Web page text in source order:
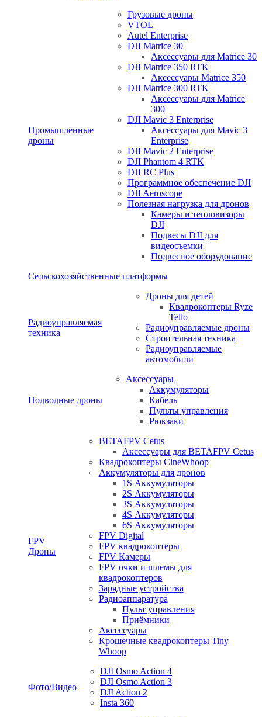
Промышленные
дроны
Грузовые дроны
VTOL
Autel Enterprise
DJI Matrice 30
Аксессуары для Matrice 30
DJI Matrice 350 RTK
Аксессуары Matrice 350
DJI Matrice 300 RTK
Аксессуары для Matrice
300
DJI Mavic 3 Enterprise
Аксессуары для Mavic 3
Enterprise
DJI Mavic 2 Enterprise
DJI Phantom 4 RTK
DJI RC Plus
Программное обеспечение DJI
DJI Aeroscope
Полезная нагрузка для дронов
Камеры и тепловизоры
DJI
Подвесы DJI для
видеосъемки
Подвесное оборудование
Сельскохозяйственные платформы
Радиоуправляемая
техника
Дроны для детей
Квадрокоптеры Ryze
Tello
Радиоуправляемые дроны
Строительная техника
Радиоуправляемые
автомобили
Подводные дроны
Аксессуары
Аккумуляторы
Кабель
Пульты управления
Рюкзаки
FPV
Дроны
BETAFPV Cetus
Аксессуары для BETAFPV Cetus
Квадрокоптеры CineWhoop
Аккумуляторы для дронов
1S Аккумуляторы
2S Аккумуляторы
3S Аккумуляторы
4S Аккумуляторы
6S Аккумуляторы
FPV Digital
FPV квадрокоптеры
FPV Камеры
FPV очки и шлемы для
квадрокоптеров
Зарядные устройства
Радиоаппаратура
Пульт управления
Приёмники
Аксессуары
Крошечные квадрокоптеры Tiny
Whoop
Фото/Видео
DJI Osmo Action 4
DJI Osmo Action 3
DJI Action 2
Insta 360